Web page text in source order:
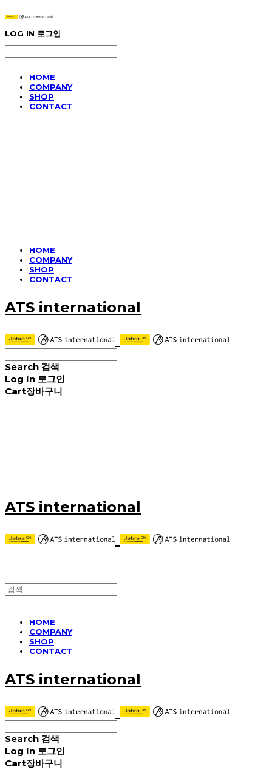
LOG IN 로그인
HOME
COMPANY
SHOP
CONTACT
HOME
COMPANY
SHOP
CONTACT
ATS international
Search 검색
Log In 로그인
Cart장바구니
ATS international
HOME
COMPANY
SHOP
CONTACT
ATS international
Search 검색
Log In 로그인
Cart장바구니